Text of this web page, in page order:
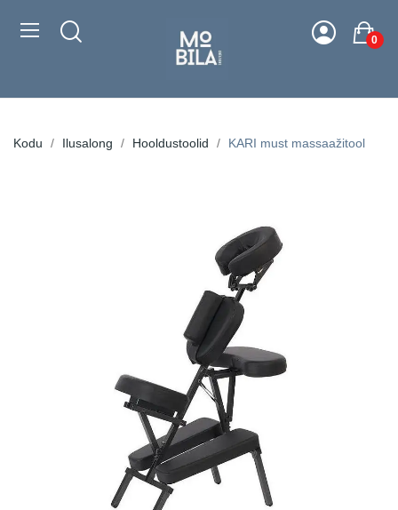
0
Kodu Ilusalong Hooldustoolid KARI must massaažitool